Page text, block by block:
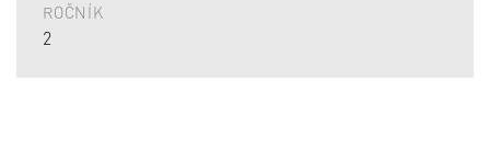
ROČNÍK
2